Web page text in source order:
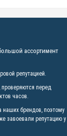
ассортимент
репутацией.
перед
часов.
наших брендов, поэтому
завоевали репутацию у